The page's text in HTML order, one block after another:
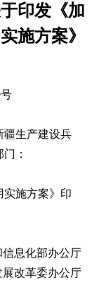
印发《加
施方案》
疆生产建设兵
：
实施方案》印
信息化部办公厅
展改革委办公厅